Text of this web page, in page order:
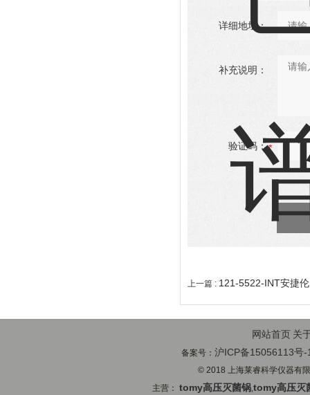
详细地址：
补充说明：
验证码：
上一篇 : 121-5522-INT安捷
网站首页 关
备案号：沪ICP备15056113号-
© 2018 上海莱睿科学仪器有
主营：tomy高压灭菌锅,tomy高压灭